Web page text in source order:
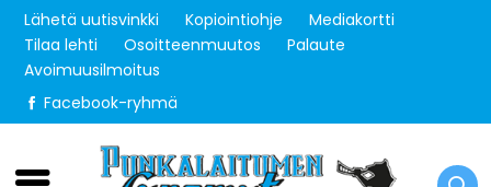
Lähetä uutisvinkki Kopiointiohje
Mediakortti
Tilaa lehti
Osoitteenmuutos
Palaute
Avoimuusilmoitus
Facebook-ryhmä